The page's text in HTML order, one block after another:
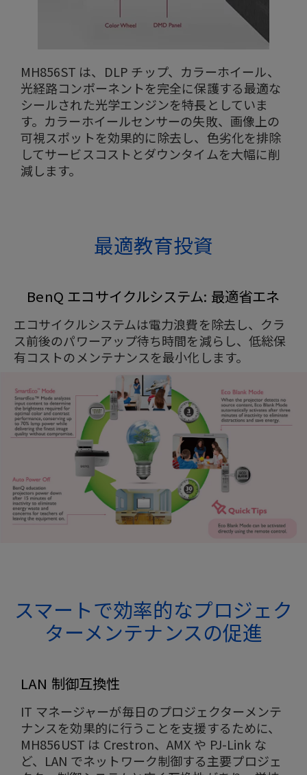
MH856ST は、DLP チップ、カラーホイール、
光経路コンポーネントを完全に保護する最適な
シールされた光学エンジンを特長としていま
す。カラーホイールセンサーの失敗、画像上の
可視スポットを効果的に除去し、色劣化を排除
してサービスコストとダウンタイムを大幅に削
減します。
最適教育投資
BenQ エコサイクルシステム: 最適省エネ
エコサイクルシステムは電力浪費を除去し、クラ
ス前後のパワーアップ待ち時間を減らし、低総保
有コストのメンテナンスを最小化します。
スマートで効率的なプロジェク
ターメンテナンスの促進
LAN 制御互換性
IT マネージャーが毎日のプロジェクターメンテ
ナンスを効果的に行うことを支援するために、
MH856UST は Crestron、AMX や PJ-Link な
ど、LAN でネットワーク制御する主要プロジェ